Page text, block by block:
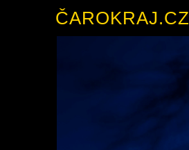
ČAROKRAJ.CZ